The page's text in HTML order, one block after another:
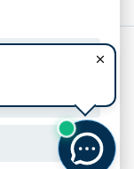
používání cookies